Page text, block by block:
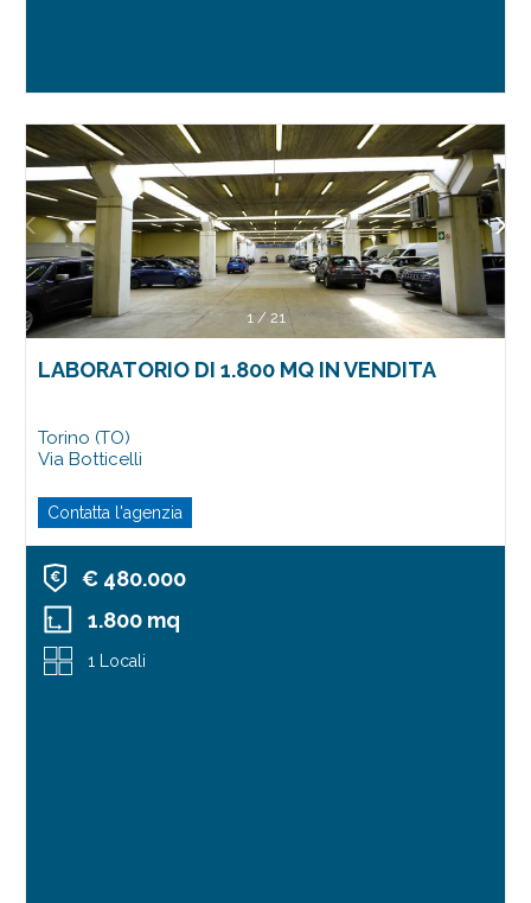
1/ 21
LABORATORIO DI 1.800 MQ IN VENDITA
Torino (TO)
Via Botticelli
Contatta l'agenzia
€ 480.000
1.800 mq
1 Locali